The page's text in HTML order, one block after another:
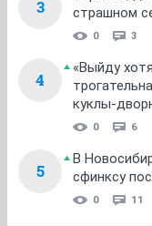
3
страшном
0 3
4
«Выйду
куклы-
0 6
5
В
сфинксу
0 11